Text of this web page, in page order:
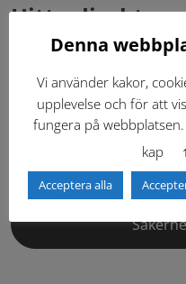
Hitta direkt
Gällande
Dokumentbibliotek
Tidigare versioner
Denna
Vi använder kakor,
upplevelse och för att
fungera på
kap
Acceptera alla